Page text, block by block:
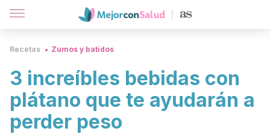
Recetas Zumos y batidos
3 increíbles bebidas con
plátano que te ayudarán a
perder peso